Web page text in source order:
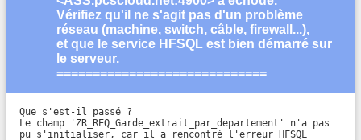
Vérifiez qu'il ne s'agit pas d'un problème
réseau (machine, switch, câble, firewall...),
et que le service HFSQL est bien démarré sur
le serveur.
=============================
Que s'est-il passé ?
Le champ 'ZR_REQ_Garde_extrait_par_departement' n'a pas
pu s'initialiser, car il a rencontré l'erreur HFSQL